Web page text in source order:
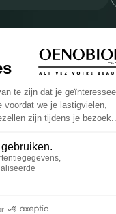
akkoord dat Cooper(1) de
over zijn producten en
rechten, klikhier
Melun 399 227 636
als